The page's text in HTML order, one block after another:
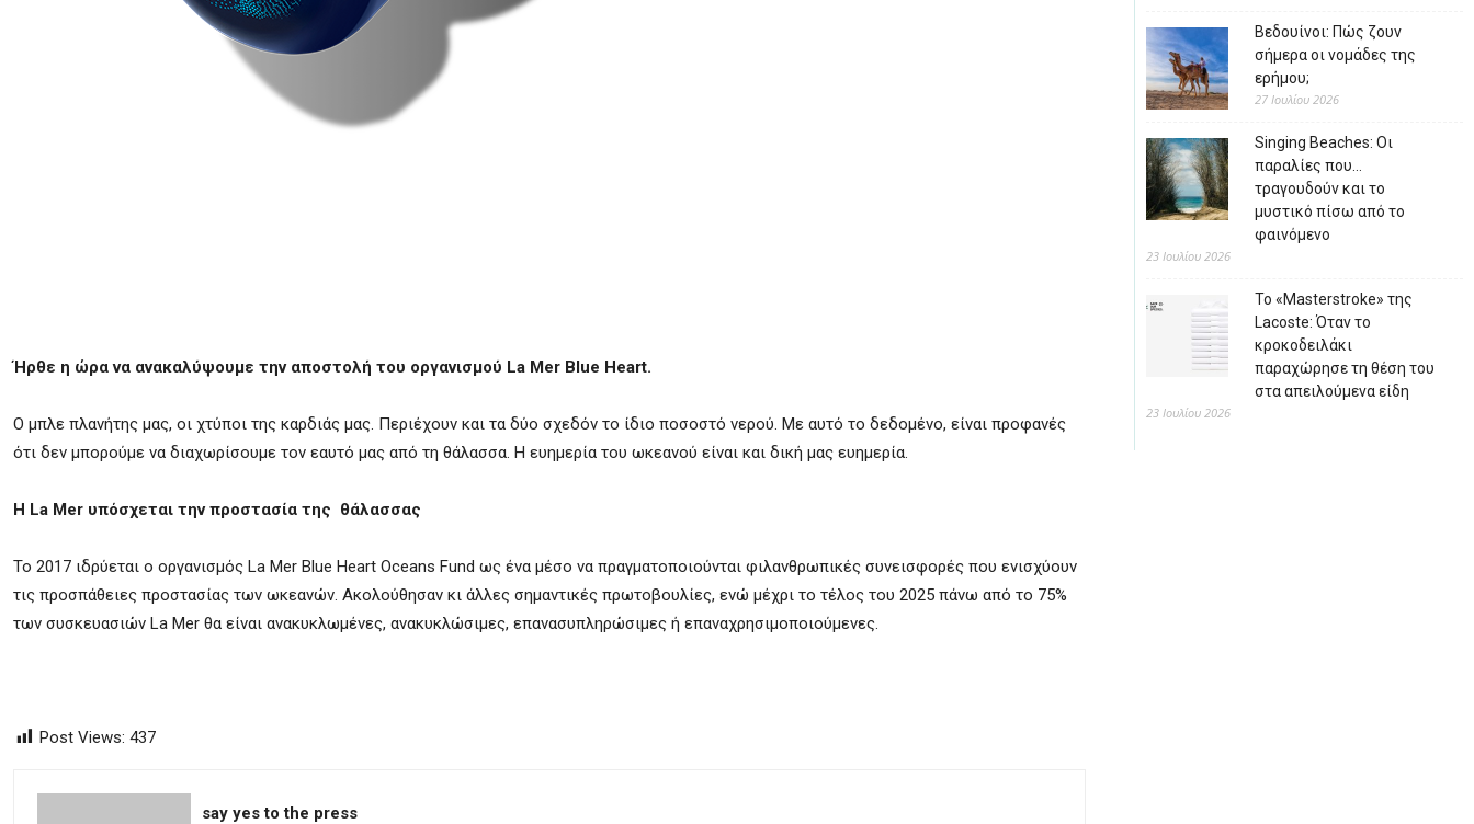
Ήρθε η ώρα να ανακαλύψουμε την αποστολή του οργανισμού La Mer Blue Heart.
Ο μπλε πλανήτης μας, οι χτύποι της καρδιάς μας. Περιέχουν και τα δύο σχεδόν το ίδιο ποσοστό νερού. Με αυτό το δεδομένο, είναι προφανές
ότι δεν μπορούμε να διαχωρίσουμε τον εαυτό μας από τη θάλασσα. Η ευημερία του ωκεανού είναι και δική μας ευημερία.
Η La Mer υπόσχεται την προστασία της θάλασσας
Το 2017 ιδρύεται ο οργανισμός La Mer Blue Heart Oceans Fund ως ένα μέσο να πραγματοποιούνται φιλανθρωπικές συνεισφορές που ενισχύουν
τις προσπάθειες προστασίας των ωκεανών. Ακολούθησαν κι άλλες σημαντικές πρωτοβουλίες, ενώ μέχρι το τέλος του 2025 πάνω από το 75%
των συσκευασιών La Mer θα είναι ανακυκλωμένες, ανακυκλώσιμες, επανασυπληρώσιμες ή επαναχρησιμοποιούμενες.
Post Views: 437
say yes to the press
Βεδουίνοι: Πώς ζουν
σήμερα οι νομάδες της
ερήμου;
27 Ιουλίου 2026
Singing Beaches: Οι
παραλίες που…
τραγουδούν και το
μυστικό πίσω από το
φαινόμενο
23 Ιουλίου 2026
Το «Masterstroke» της
Lacoste: Όταν το
κροκοδειλάκι
παραχώρησε τη θέση του
στα απειλούμενα είδη
23 Ιουλίου 2026